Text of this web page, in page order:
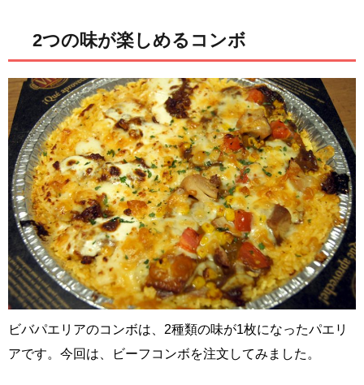
2つの味が楽しめるコンボ
ビバパエリアのコンボは、2種類の味が1枚になったパエリ
アです。今回は、ビーフコンボを注文してみました。